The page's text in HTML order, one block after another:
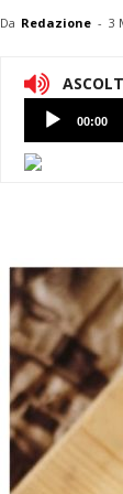
Da Redazione - 3
Lettore
Audio
00:00